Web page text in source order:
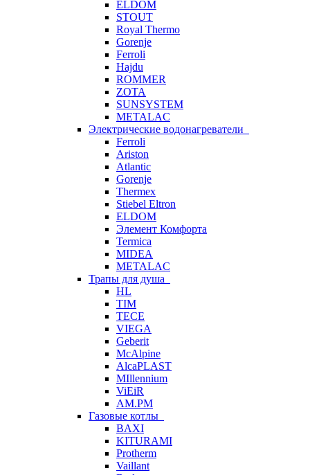
ELDOM
STOUT
Royal Thermo
Gorenje
Ferroli
Hajdu
ROMMER
ZOTA
SUNSYSTEM
METALAC
Электрические водонагреватели
Ferroli
Ariston
Atlantic
Gorenje
Thermex
Stiebel Eltron
ELDOM
Элемент Комфорта
Termica
MIDEA
METALAC
Трапы для душа
HL
TIM
TECE
VIEGA
Geberit
McAlpine
AlcaPLAST
MIllennium
ViEiR
AM.PM
Газовые котлы
BAXI
KITURAMI
Protherm
Vaillant